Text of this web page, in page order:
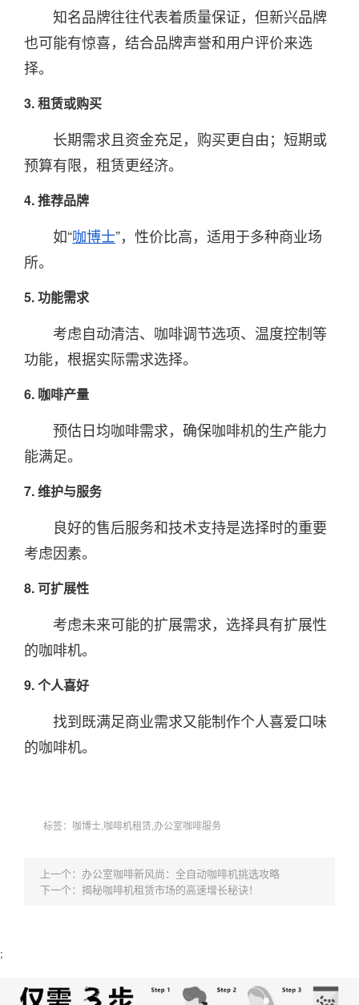
知名品牌往往代表着质量保证，但新兴品牌
也可能有惊喜，结合品牌声誉和用户评价来选
择。
3. 租赁或购买
长期需求且资金充足，购买更自由；短期或
预算有限，租赁更经济。
4. 推荐品牌
如“咖博士”，性价比高，适用于多种商业场
所。
5. 功能需求
考虑自动清洁、咖啡调节选项、温度控制等
功能，根据实际需求选择。
6. 咖啡产量
预估日均咖啡需求，确保咖啡机的生产能力
能满足。
7. 维护与服务
良好的售后服务和技术支持是选择时的重要
考虑因素。
8. 可扩展性
考虑未来可能的扩展需求，选择具有扩展性
的咖啡机。
9. 个人喜好
找到既满足商业需求又能制作个人喜爱口味
的咖啡机。
标签：咖博士,咖啡机租赁,办公室咖啡服务
上一个： 办公室咖啡新风尚：全自动咖啡机挑选攻略
下一个： 揭秘咖啡机租赁市场的高速增长秘诀！
;